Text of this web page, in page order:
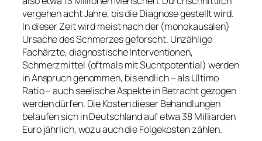
vergehen acht Jahre, bis die Diagnose gestellt wird.
In dieser Zeit wird meist nach der (monokausalen)
Ursache des Schmerzes geforscht. Unzählige
Fachärzte, diagnostische Interventionen,
Schmerzmittel (oftmals mit Suchtpotential) werden
in Anspruch genommen, bis endlich – als Ultimo
Ratio – auch seelische Aspekte in Betracht gezogen
werden dürfen. Die Kosten dieser Behandlungen
belaufen sich in Deutschland auf etwa 38 Milliarden
Euro jährlich, wozu auch die Folgekosten zählen.